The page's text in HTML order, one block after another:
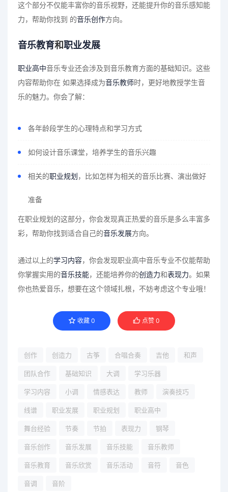
这个部分不仅能丰富你的音乐视野，还能提升你的音乐感知能
力，帮助你找到 的音乐创作方向。
音乐教育和职业发展
职业高中音乐专业还会涉及到音乐教育方面的基础知识。这些
内容帮助你在 如果选择成为音乐教师时，更好地教授学生音
乐的魅力。你会了解：
各年龄段学生的心理特点和学习方式
如何设计音乐课堂，培养学生的音乐兴趣
相关的职业规划，比如怎样为相关的音乐比赛、演出做好
准备
在职业规划的这部分，你会发现真正热爱的音乐是多么丰富多
彩，帮助你找到适合自己的音乐发展方向。
通过以上的学习内容，你会发现职业高中音乐专业不仅能帮助
你掌握实用的音乐技能，还能培养你的创造力和表现力。如果
你也热爱音乐，想要在这个领域扎根，不妨考虑这个专业哦！
收藏 0 点赞 0
创作 创造力 古筝 合唱合奏 吉他 和声
团队合作 基础知识 大调 学习乐器
学习内容 小调 情感表达 教师 演奏技巧
线谱 职业发展 职业规划 职业高中
舞台经验 节奏 节拍 表现力 钢琴
音乐创作 音乐发展 音乐技能 音乐教师
音乐教育 音乐欣赏 音乐活动 音符 音色
音调 音阶